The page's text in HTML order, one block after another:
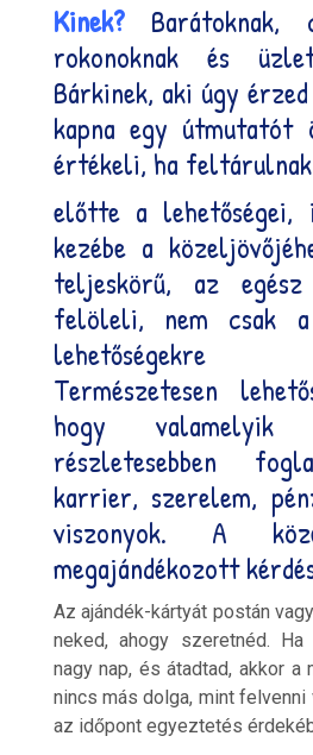
Kinek?Barátoknak,
rokonoknak és
Bárkinek, aki úgy
kapna egy útmutatót
értékeli, ha feltárulnak
előtte a
kezébe a
teljeskörű, az egész
felöleli, nem csak a
lehetőségekre
Természetesen
hogy valamelyik
részletesebben
karrier, szerelem,
viszonyok. A
megajándékozott
Az ajándék-kártyát postán
neked, ahogy szeretnéd.
nagy nap, és átadtad, akkor a
nincs más dolga, mint
az időpont egyeztetés